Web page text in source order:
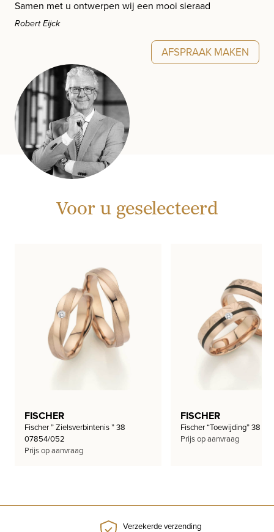
Samen met u ontwerpen wij een mooi sieraad
Robert Eijck
AFSPRAAK MAKEN
Voor u geselecteerd
FISCHER
Fischer ” Zielsverbintenis ” 38
07854/052
Prijs op aanvraag
FISCHER
Fischer “Toewijding” 38
Prijs op aanvraag
Verzekerde verzending